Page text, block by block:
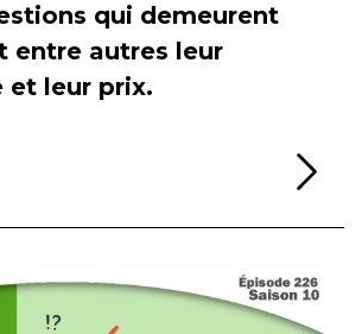
qui demeurent
entre autres leur
et leur prix.